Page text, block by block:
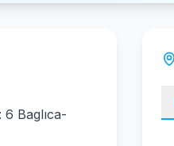
6 Baglıca-